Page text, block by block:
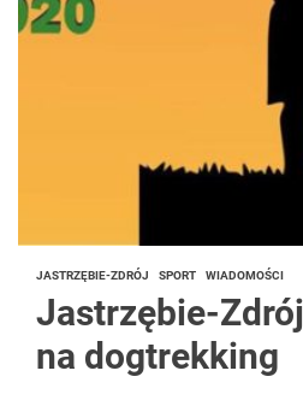
JASTRZĘBIE-ZDRÓJ SPORT WIADOMOŚCI
Jastrzębie-
na dogtrekking